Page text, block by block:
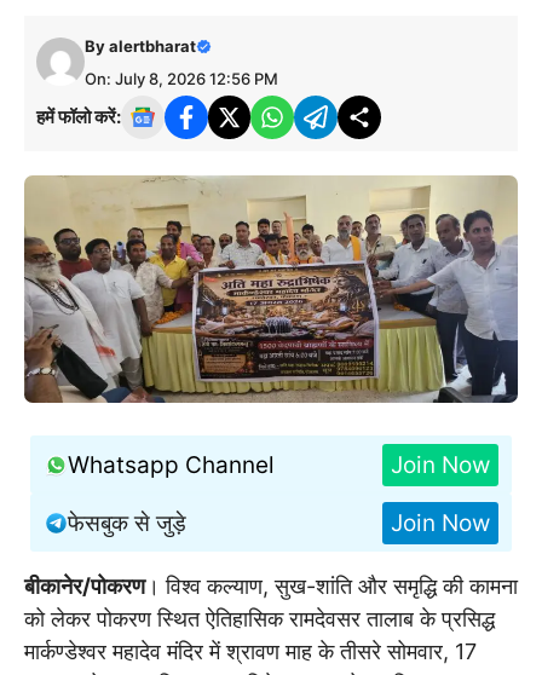
Byalertbharat
On: July 8, 2026 12:56 PM
हमें फॉलो करें:
Whatsapp Channel Join Now
फेसबुक से जुड़े Join Now
बीकानेर/पोकरण। विश्व कल्याण, सुख-शांति और समृद्धि की कामना
को लेकर पोकरण स्थित ऐतिहासिक रामदेवसर तालाब के प्रसिद्ध
मार्कण्डेश्वर महादेव मंदिर में श्रावण माह के तीसरे सोमवार, 17